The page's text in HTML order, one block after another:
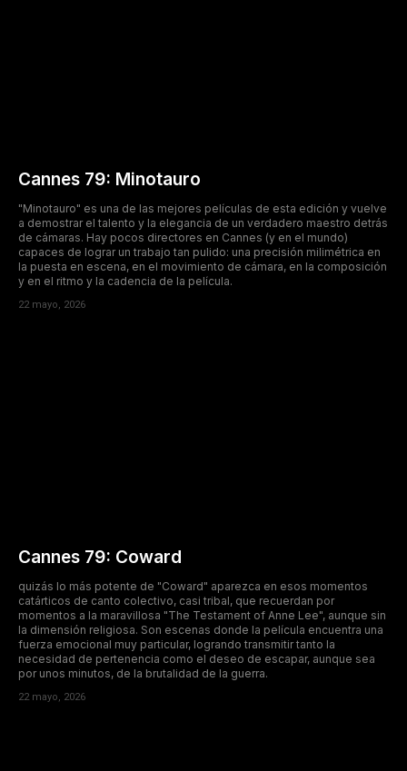
Cannes 79: Minotauro
"Minotauro" es una de las mejores películas de esta edición y vuelve
a demostrar el talento y la elegancia de un verdadero maestro detrás
de cámaras. Hay pocos directores en Cannes (y en el mundo)
capaces de lograr un trabajo tan pulido: una precisión milimétrica en
la puesta en escena, en el movimiento de cámara, en la composición
y en el ritmo y la cadencia de la película.
22 mayo, 2026
Cannes 79: Coward
quizás lo más potente de "Coward" aparezca en esos momentos
catárticos de canto colectivo, casi tribal, que recuerdan por
momentos a la maravillosa "The Testament of Anne Lee", aunque sin
la dimensión religiosa. Son escenas donde la película encuentra una
fuerza emocional muy particular, logrando transmitir tanto la
necesidad de pertenencia como el deseo de escapar, aunque sea
por unos minutos, de la brutalidad de la guerra.
22 mayo, 2026